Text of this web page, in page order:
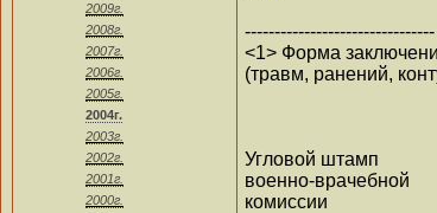
2009г.
2008г.
2007г.
2006г.
2005г.
2004г.
2003г.
2002г.
2001г.
2000г.
--------------------------------
<1> Форма
(травм, ранений,
Угловой штамп
военно-врачебной
комиссии